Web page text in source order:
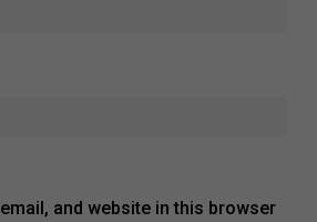
and website in this browser